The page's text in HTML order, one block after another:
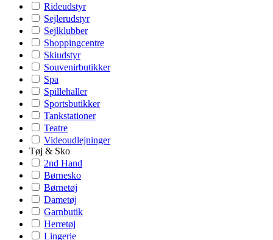
Rideudstyr
Sejlerudstyr
Sejlklubber
Shoppingcentre
Skiudstyr
Souvenirbutikker
Spa
Spillehaller
Sportsbutikker
Tankstationer
Teatre
Videoudlejninger
Tøj & Sko
2nd Hand
Børnesko
Børnetøj
Dametøj
Garnbutik
Herretøj
Lingerie